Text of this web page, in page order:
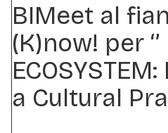
BIMeet al
(K)now! per
a Cultural